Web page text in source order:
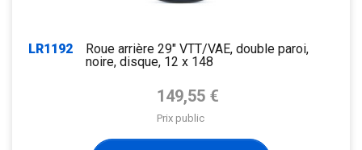
LR1192
Roue arrière 29" VTT/VAE, double paroi,
noire, disque, 12 x 148
Prix de base
149,55 €
Prix public